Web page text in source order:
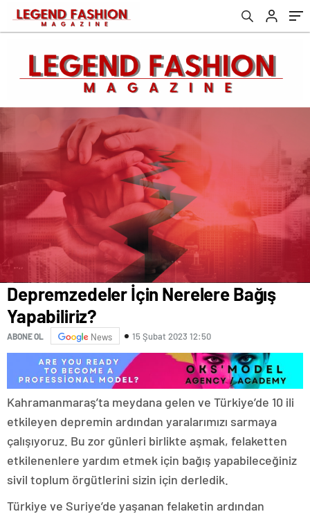
Depremzedeler İçin Nerelere Bağış
Yapabiliriz?
ABONE OL News 15 Şubat 2023 12:50
Kahramanmaraş’ta meydana gelen ve Türkiye’de 10 ili
etkileyen depremin ardından yaralarımızı sarmaya
çalışıyoruz. Bu zor günleri birlikte aşmak, felaketten
etkilenenlere yardım etmek için bağış yapabileceğiniz
sivil toplum örgütlerini sizin için derledik.
Türkiye ve Suriye’de yaşanan felaketin ardından